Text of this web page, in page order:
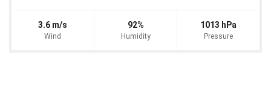
3.6 m/s
Wind
92%
Humidity
1013 hPa
Pressure